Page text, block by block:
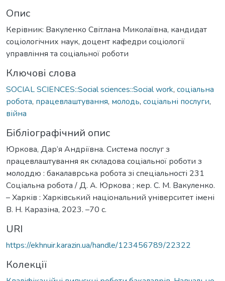
Опис
Керівник: Вакуленко Світлана Миколаївна, кандидат
соціологічних наук, доцент кафедри соціології
управління та соціальної роботи
Ключові слова
SOCIAL SCIENCES::Social sciences::Social work, соціальна
робота, працевлаштування, молодь, соціальні послуги,
війна
Бібліографічний опис
Юркова, Дар’я Андріївна. Система послуг з
працевлаштування як складова соціальної роботи з
молоддю : бакалаврська робота зі спеціальності 231
Соціальна робота / Д. А. Юркова ; кер. С. М. Вакуленко.
– Харків : Харківський національний університет імені
В. Н. Каразіна, 2023. –70 с.
URI
https://ekhnuir.karazin.ua/handle/123456789/22322
Колекції